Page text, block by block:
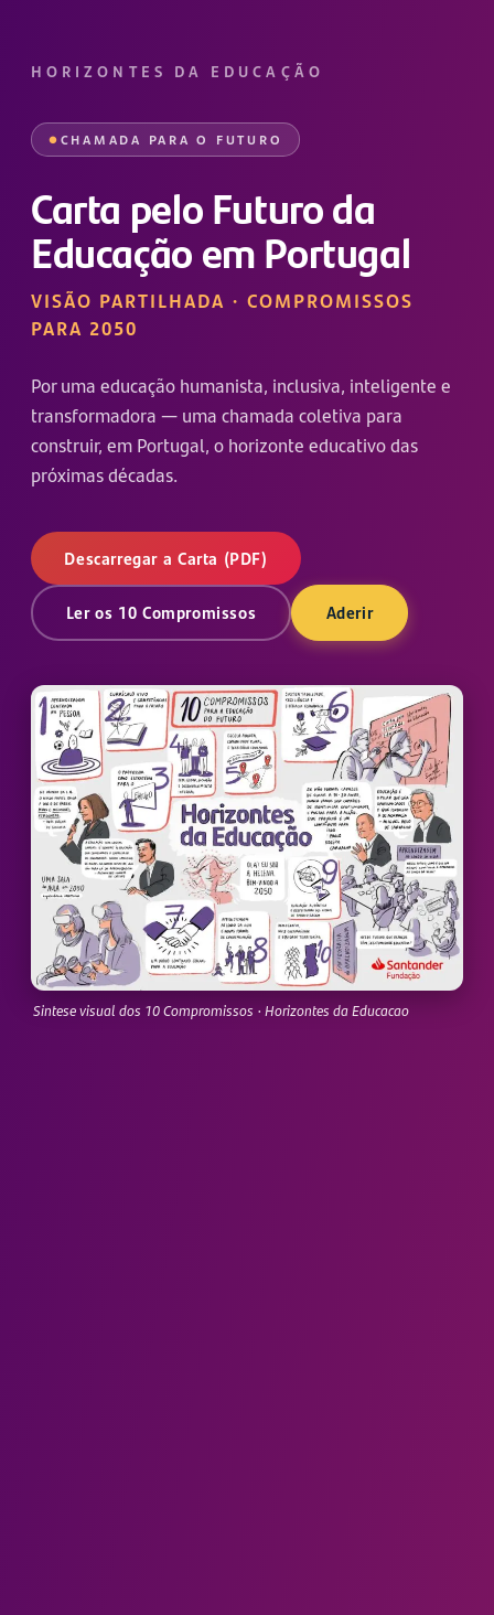
HORIZONTES DA EDUCAÇÃO
CHAMADA PARA O FUTURO
Carta pelo Futuro da
Educação em Portugal
VISÃO PARTILHADA · COMPROMISSOS
PARA 2050
Por uma educação humanista, inclusiva, inteligente e
transformadora — uma chamada coletiva para
construir, em Portugal, o horizonte educativo das
próximas décadas.
Descarregar a Carta (PDF)
Ler os 10 Compromissos Aderir
Sintese visual dos 10 Compromissos · Horizontes da Educacao